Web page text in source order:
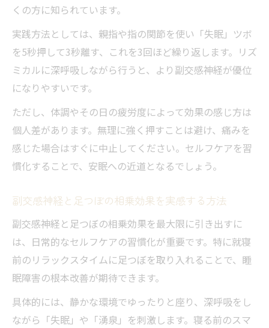
くの方に知られています。
実践方法としては、親指や指の関節を使い「失眠」ツボ
を5秒押して3秒離す、これを3回ほど繰り返します。リズ
ミカルに深呼吸しながら行うと、より副交感神経が優位
になりやすいです。
ただし、体調やその日の疲労度によって効果の感じ方は
個人差があります。無理に強く押すことは避け、痛みを
感じた場合はすぐに中止してください。セルフケアを習
慣化することで、安眠への近道となるでしょう。
副交感神経と足つぼの相乗効果を実感する方法
副交感神経と足つぼの相乗効果を最大限に引き出すに
は、日常的なセルフケアの習慣化が重要です。特に就寝
前のリラックスタイムに足つぼを取り入れることで、睡
眠障害の根本改善が期待できます。
具体的には、静かな環境でゆったりと座り、深呼吸をし
ながら「失眠」や「湧泉」を刺激します。寝る前のスマ